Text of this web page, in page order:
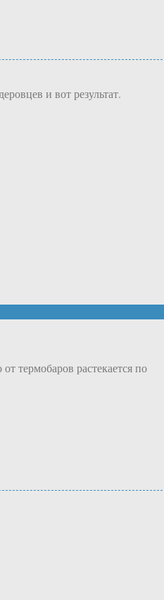
и вот результат.
термобаров растекается по